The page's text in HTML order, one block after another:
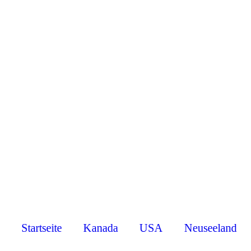
Startseite Kanada USA Neuseeland